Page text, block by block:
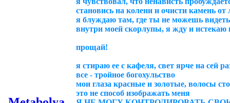
становись на колени и очисти камень от
я блуждаю там, где ты не можешь
внутри моей скорлупы, я жду и истекаю
прощай!
я стираю ее с кафеля, свет ярче на сей
все - тройное богохульство
мои глаза красные и золотые, волосы
это не способ изображать меня